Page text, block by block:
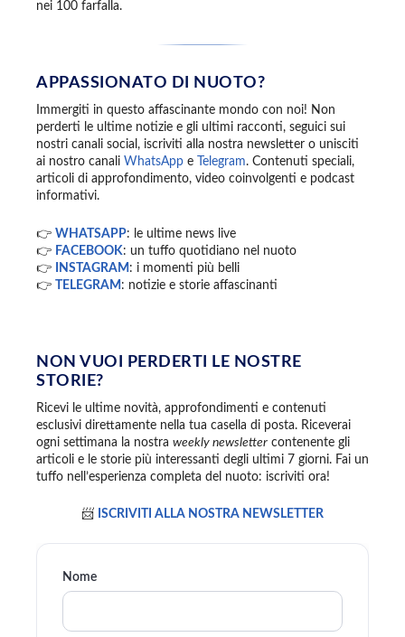
nei 100 farfalla.
APPASSIONATO DI NUOTO?
Immergiti in questo affascinante mondo con noi! Non
perderti le ultime notizie e gli ultimi racconti, seguici sui
nostri canali social, iscriviti alla nostra newsletter o unisciti
ai nostro canali WhatsApp e Telegram. Contenuti speciali,
articoli di approfondimento, video coinvolgenti e podcast
informativi.
👉 WHATSAPP: le ultime news live
👉 FACEBOOK: un tuffo quotidiano nel nuoto
👉
INSTAGRAM : i momenti più belli
👉 TELEGRAM : notizie e storie affascinanti
NON VUOI PERDERTI LE NOSTRE
STORIE?
Ricevi le ultime novità, approfondimenti e contenuti
esclusivi direttamente nella tua casella di posta. Riceverai
ogni settimana la nostra weekly newsletter contenente gli
articoli e le storie più interessanti degli ultimi 7 giorni. Fai un
tuffo nell’esperienza completa del nuoto: iscriviti ora!
📨 ISCRIVITI ALLA NOSTRA NEWSLETTER
Nome